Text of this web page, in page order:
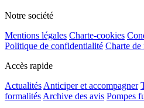
Notre société
Mentions légales Charte-cookies
Politique de confidentialité Charte de
Accès rapide
Actualités Anticiper et accompagner
formalités Archive des avis Pompes